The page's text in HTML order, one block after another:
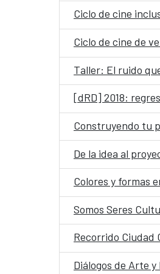
Ciclo de cine
Ciclo de cine de
Taller: El ruido
[dRD] 2018:
Construyendo tu
De la idea al
Colores y formas
Somos Seres
Recorrido Ciudad
Diálogos de Arte